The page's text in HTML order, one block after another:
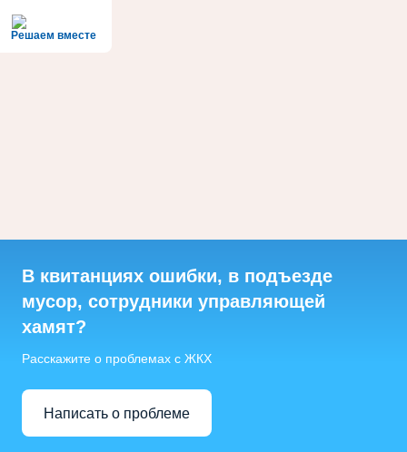
Решаем вместе
В квитанциях ошибки, в подъезде
мусор, сотрудники управляющей
хамят?
Расскажите о проблемах с ЖКХ
Написать о проблеме